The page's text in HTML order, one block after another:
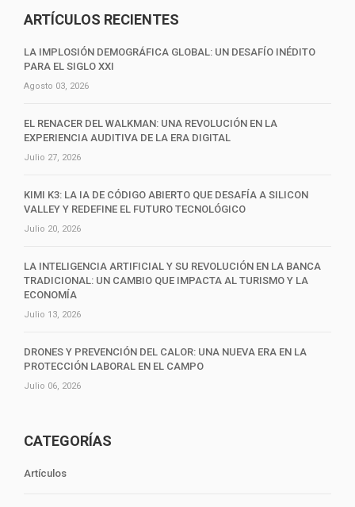
ARTÍCULOS RECIENTES
LA IMPLOSIÓN DEMOGRÁFICA GLOBAL: UN DESAFÍO INÉDITO
PARA EL SIGLO XXI
Agosto 03, 2026
EL RENACER DEL WALKMAN: UNA REVOLUCIÓN EN LA
EXPERIENCIA AUDITIVA DE LA ERA DIGITAL
Julio 27, 2026
KIMI K3: LA IA DE CÓDIGO ABIERTO QUE DESAFÍA A SILICON
VALLEY Y REDEFINE EL FUTURO TECNOLÓGICO
Julio 20, 2026
LA INTELIGENCIA ARTIFICIAL Y SU REVOLUCIÓN EN LA BANCA
TRADICIONAL: UN CAMBIO QUE IMPACTA AL TURISMO Y LA
ECONOMÍA
Julio 13, 2026
DRONES Y PREVENCIÓN DEL CALOR: UNA NUEVA ERA EN LA
PROTECCIÓN LABORAL EN EL CAMPO
Julio 06, 2026
CATEGORÍAS
Artículos